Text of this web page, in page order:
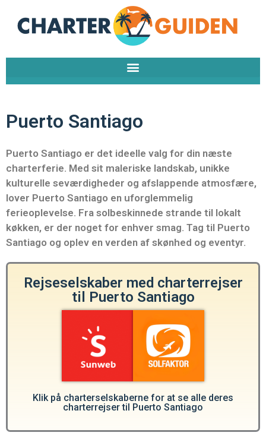
indholdet
Puerto Santiago
Puerto Santiago er det ideelle valg for din næste
charterferie. Med sit maleriske landskab, unikke
kulturelle seværdigheder og afslappende atmosfære,
lover Puerto Santiago en uforglemmelig
ferieoplevelse. Fra solbeskinnede strande til lokalt
køkken, er der noget for enhver smag. Tag til Puerto
Santiago og oplev en verden af skønhed og eventyr.
Rejseselskaber med charterrejser
til Puerto Santiago
Klik på charterselskaberne for at se alle deres
charterrejser til Puerto Santiago